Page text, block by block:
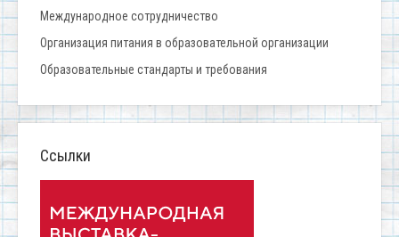
Международное сотрудничество
Организация питания в образовательной организации
Образовательные стандарты и требования
Ссылки